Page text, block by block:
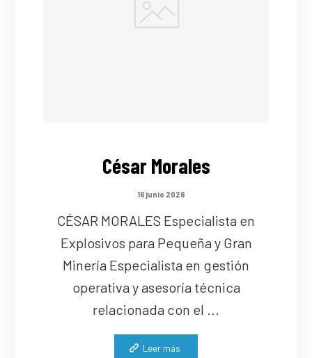
César Morales
16 junio 2026
CÉSAR MORALES Especialista en
Explosivos para Pequeña y Gran
Minería Especialista en gestión
operativa y asesoría técnica
relacionada con el ...
Leer más